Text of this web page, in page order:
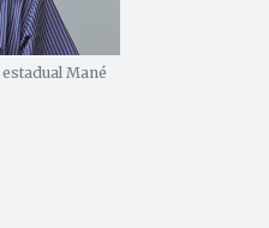
Mané